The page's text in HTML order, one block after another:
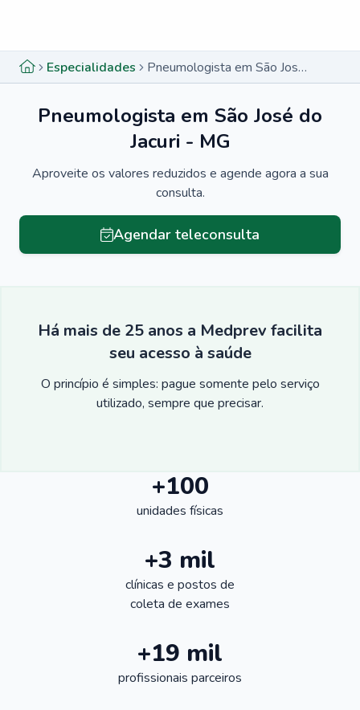
Especialidades Pneumologista em São José do Jacuri - MG
Pneumologista em São José do
Jacuri - MG
Aproveite os valores reduzidos e agende agora a sua
consulta.
Agendar teleconsulta
Há mais de 25 anos a Medprev facilita
seu acesso à saúde
O princípio é simples: pague somente pelo serviço
utilizado, sempre que precisar.
+100
unidades físicas
+3 mil
clínicas e postos de
coleta de exames
+19 mil
profissionais parceiros